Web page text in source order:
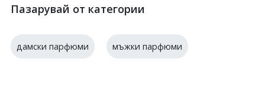
Пазарувай от категории
дамски парфюми мъжки парфюми